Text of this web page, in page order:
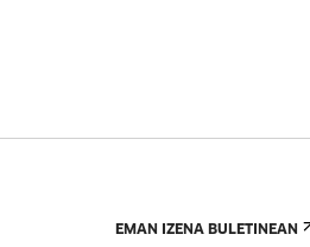
EMAN IZENA BULETINEAN